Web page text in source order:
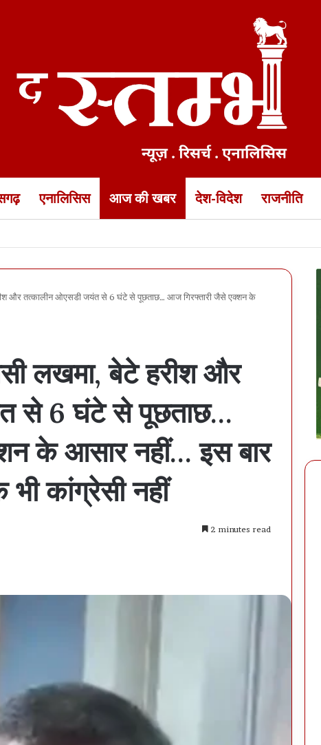
एनालिसिस आज की खबर देश-विदेश राजनीति
सड़क हादसे में मौत… झांसी के पास हादसे में दोस्त भी मारा गया, 3 घायल
और तत्कालीन ओएसडी जयंत से 6 घंटे से पूछताछ… आज गिरफ्तारी जैसे एक्शन के
लखमा, बेटे हरीश और
से 6 घंटे से पूछताछ…
के आसार नहीं… इस बार
कांग्रेसी नहीं
2 minutes read